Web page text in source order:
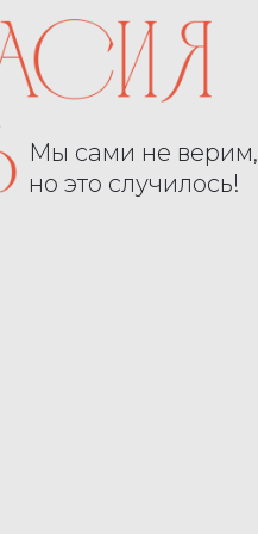
Мы сами не верим,
но это случилось!